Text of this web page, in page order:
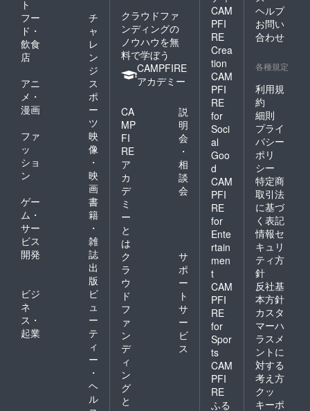
ト
フー
ド・
飲食
店
チ
ャ
レ
ン
ジ
アニ
メ・
漫画
ス
ポ
ー
ツ
ファ
ッ
ショ
ン
映
像
・
映
画
ゲー
ム・
サー
ビス
開発
書
籍
・
雑
誌
出
版
ビジ
ネ
ス・
起業
ビ
ュ
ー
テ
ィ
ー
・
ヘ
ル
クラウドファ
ンディングの
ノウハウを無
料で学ぼう
CAMPFIRE
アカデミー
CA
MP
FI
RE
ア
カ
デ
ミ
ー
と
は
説
明
会
・
相
談
会
ク
ラ
ウ
ド
フ
ァ
ン
デ
ィ
ン
グ
と
サ
ポ
ー
ト
サ
ー
ビ
ス
CAM
PFI
RE
Crea
tion
CAM
PFI
RE
for
Soci
al
Goo
d
CAM
PFI
RE
for
Ente
rtain
men
t
CAM
PFI
RE
for
Spor
ts
CAM
PFI
RE
ふる
ヘルプ
お問い
合わせ
各種規定
利用規
約
細則
プライ
バシー
ポリ
シー
特定商
取引法
に基づ
く表記
情報セ
キュリ
ティ方
針
反社基
本方針
カスタ
マーハ
ラスメ
ントに
対する
考え方
クッ
キーポ